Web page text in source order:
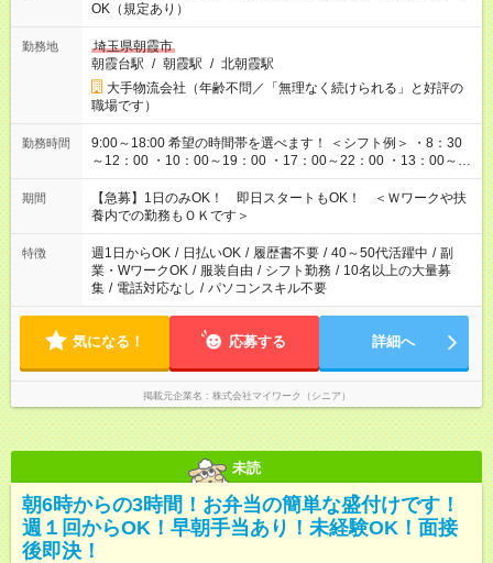
OK（規定あり）
勤務地
埼玉県朝霞市
朝霞台駅 / 朝霞駅 / 北朝霞駅
大手物流会社（年齢不問／「無理なく続けられる」と好評の
職場です）
勤務時間
9:00～18:00 希望の時間帯を選べます！ ＜シフト例＞ ・8：30
～12：00 ・10：00～19：00 ・17：00～22：00 ・13：00～
22：00 ・22：00～翌6：00 など
期間
【急募】1日のみOK！ 即日スタートもOK！ ＜Ｗワークや扶
養内での勤務もＯＫです＞
特徴 週1日からOK / 日払いOK / 履歴書不要 / 40～50代活躍中 / 副
業・WワークOK / 服装自由 / シフト勤務 / 10名以上の大量募
集 / 電話対応なし / パソコンスキル不要
気になる！ 応募する 詳細へ
掲載元企業名 株式会社マイワーク（シニア）
未読
朝6時からの3時間！お弁当の簡単な盛付けです！
週１回からOK！早朝手当あり！未経験OK！面接
後即決！